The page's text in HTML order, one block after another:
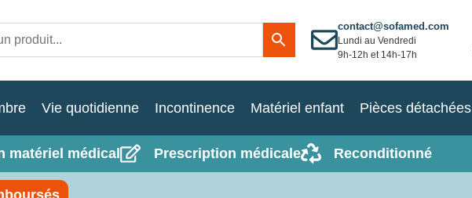
contact@sofamed.com
Lundi au Vendredi
9h-12h et 14h-17h
Vie quotidienne Incontinence Matériel enfant Pièces détachées
matériel médical Prescription médicale Reconditionné